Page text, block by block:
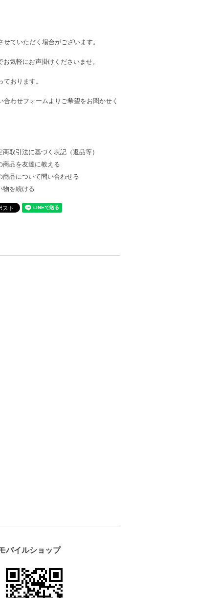
ていただく場合がございます。
気軽にお声掛けくださいませ。
おります。
わせフォームよりご希望をお聞かせく
商取引法に基づく表記（返品等）
商品を友達に教える
商品について問い合わせる
物を続ける
バイルショップ